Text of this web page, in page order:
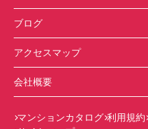
ブログ
アクセスマップ
会社概要
マンションカタログ 利用規約